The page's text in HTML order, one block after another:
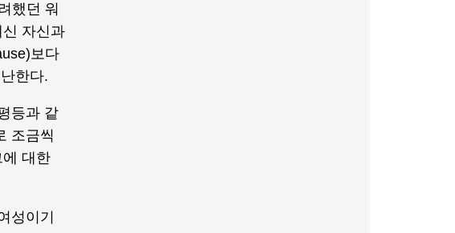
했던 워
자신과
보다
한다.
등과 같
조금씩
대한
성이기